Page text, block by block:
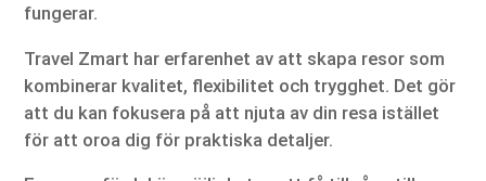
fungerar.
Travel Zmart har erfarenhet av att skapa resor som
kombinerar kvalitet, flexibilitet och trygghet. Det gör
att du kan fokusera på att njuta av din resa istället
för att oroa dig för praktiska detaljer.